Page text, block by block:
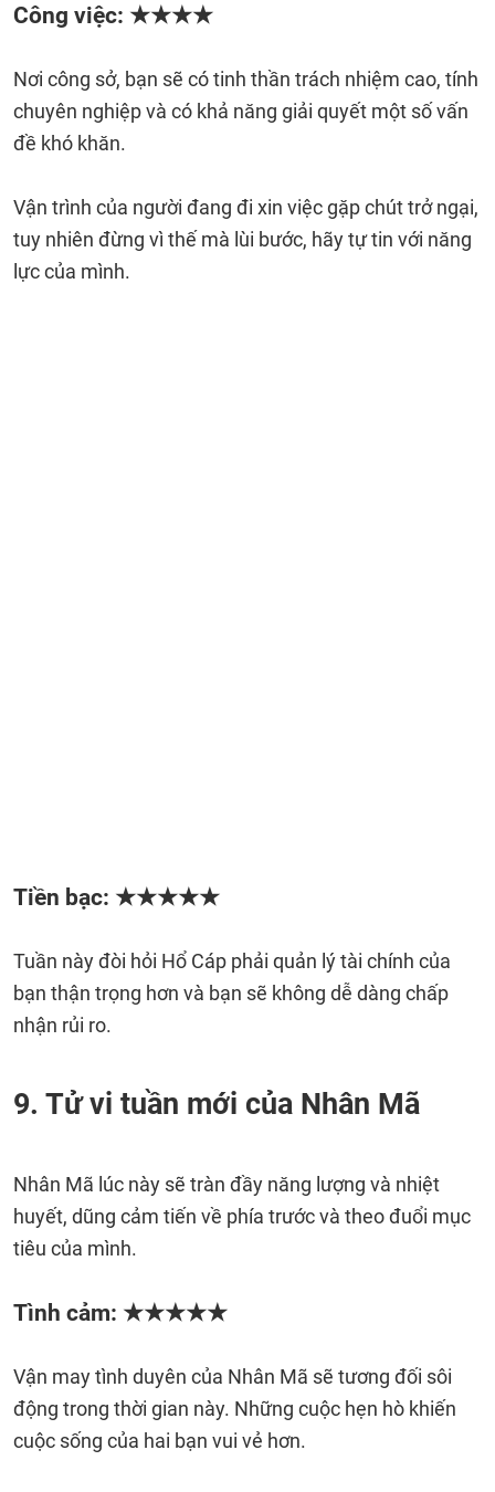
Công việc: ★★★★
Nơi công sở, bạn sẽ có tinh thần trách nhiệm cao, tính
chuyên nghiệp và có khả năng giải quyết một số vấn
đề khó khăn.
Vận trình của người đang đi xin việc gặp chút trở ngại,
tuy nhiên đừng vì thế mà lùi bước, hãy tự tin với năng
lực của mình.
Tiền bạc: ★★★★★
Tuần này đòi hỏi Hổ Cáp phải quản lý tài chính của
bạn thận trọng hơn và bạn sẽ không dễ dàng chấp
nhận rủi ro.
9. Tử vi tuần mới của Nhân Mã
Nhân Mã lúc này sẽ tràn đầy năng lượng và nhiệt
huyết, dũng cảm tiến về phía trước và theo đuổi mục
tiêu của mình.
Tình cảm: ★★★★★
Vận may tình duyên của Nhân Mã sẽ tương đối sôi
động trong thời gian này. Những cuộc hẹn hò khiến
cuộc sống của hai bạn vui vẻ hơn.